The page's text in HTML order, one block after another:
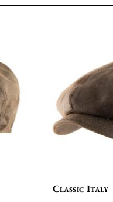
Classic Italy